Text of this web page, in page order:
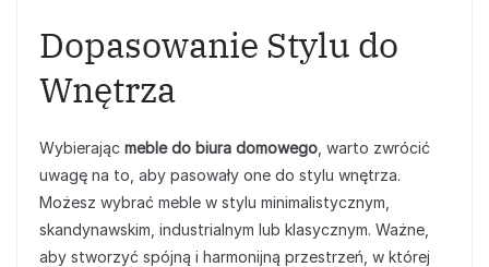
Dopasowanie Stylu do
Wnętrza
Wybierając meble do biura domowego , warto zwrócić
uwagę na to, aby pasowały one do stylu wnętrza.
Możesz wybrać meble w stylu minimalistycznym,
skandynawskim, industrialnym lub klasycznym. Ważne,
aby stworzyć spójną i harmonijną przestrzeń, w której